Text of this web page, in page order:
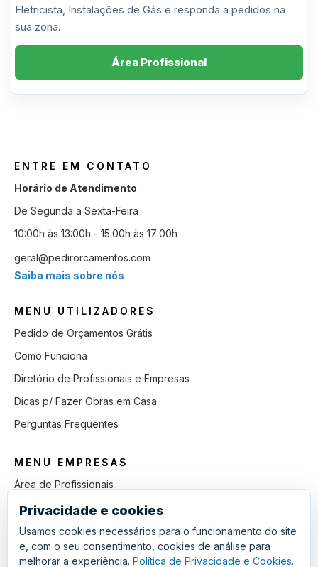
Eletricista, Instalações de Gás e responda a pedidos na
sua zona.
Área Profissional
ENTRE EM CONTATO
Horário de Atendimento
De Segunda a Sexta-Feira
10:00h às 13:00h - 15:00h às 17:00h
geral@pedirorcamentos.com
Saiba mais sobre nós
MENU UTILIZADORES
Pedido de Orçamentos Grátis
Como Funciona
Diretório de Profissionais e Empresas
Dicas p/ Fazer Obras em Casa
Perguntas Frequentes
MENU EMPRESAS
Área de Profissionais
Como Funciona
Lista de Pedidos em Aberto
Como Ganhar mais Obras
Privacidade e cookies
Usamos cookies necessários para o funcionamento do site
e, com o seu consentimento, cookies de análise para
melhorar a experiência. Política de Privacidade e Cookies.